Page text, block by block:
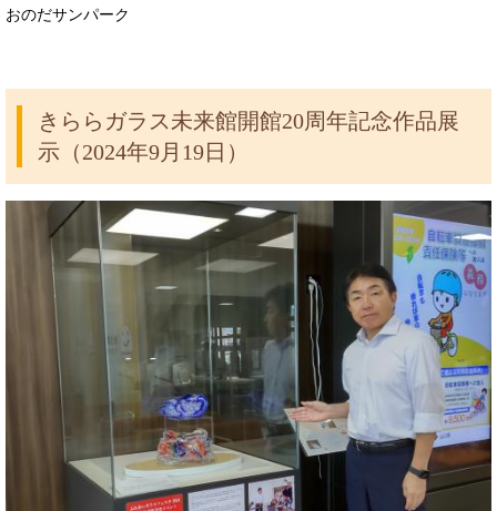
おのだサンパーク
きららガラス未来館開館20周年記念作品展
示（2024年9月19日）